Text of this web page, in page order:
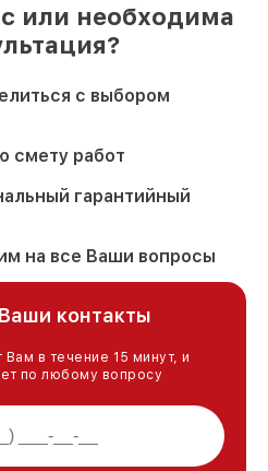
или необходима
с выбором
смету работ
гарантийный
на все Ваши вопросы
контакты
в течение 15 минут, и
по любому вопросу